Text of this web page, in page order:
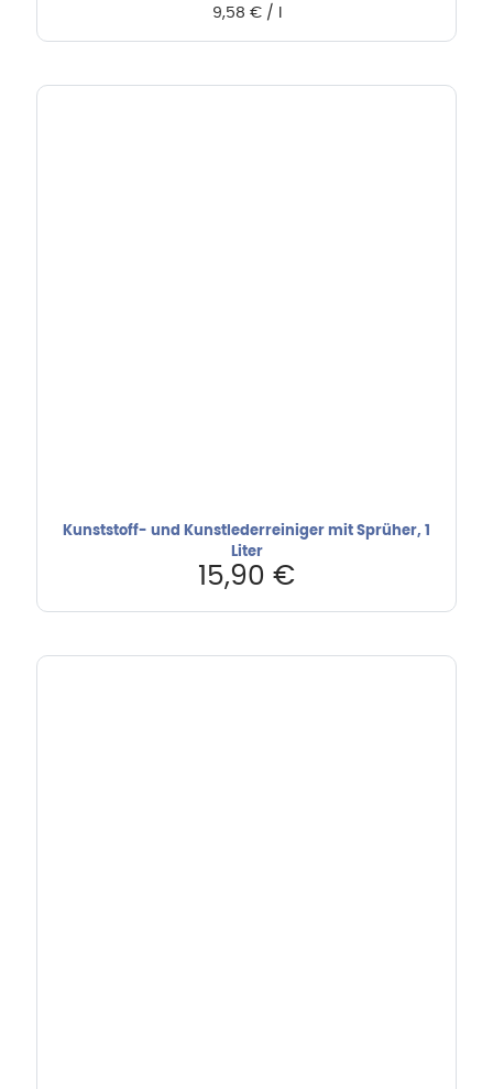
9,58 €/
Kunststoff- und Kunstlederreiniger mit Sprüher, 1
Liter
15,90 €